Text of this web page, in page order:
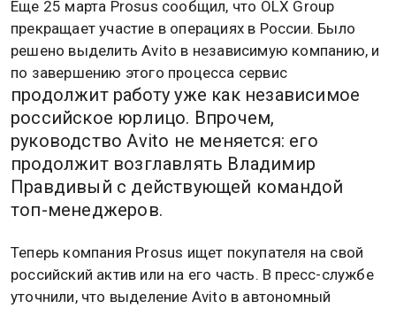
Еще 25 марта Prosus сообщил, что OLX Group
прекращает участие в операциях в России. Было
решено выделить Avito в независимую компанию, и
по завершению этого процесса сервис
продолжит работу уже как независимое
российское юрлицо. Впрочем,
руководство Avito не меняется: его
продолжит возглавлять Владимир
Правдивый с действующей командой
топ-менеджеров.
Теперь компания Prosus ищет покупателя на свой
российский актив или на его часть. В пресс-службе
уточнили, что выделение Avito в автономный